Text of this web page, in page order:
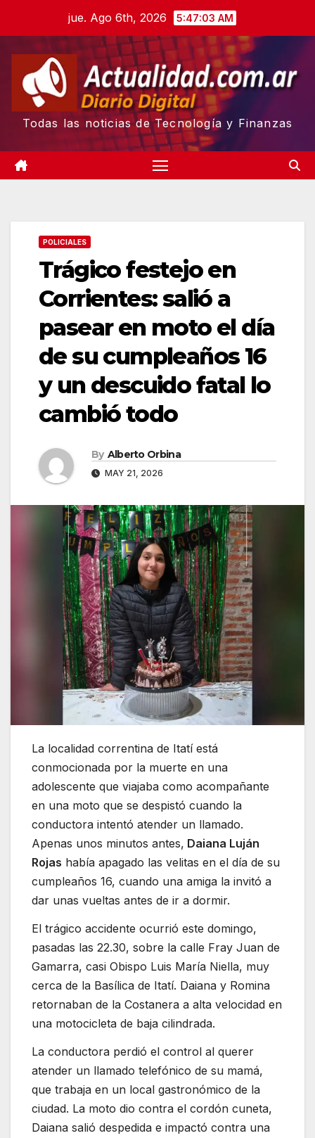
content
jue. Ago 6th, 2026 5:47:04 AM
Todas las noticias de Tecnología y Finanzas
POLICIALES
Trágico festejo en
Corrientes: salió a
pasear en moto el día
de su cumpleaños 16
y un descuido fatal lo
cambió todo
By Alberto Orbina
MAY 21, 2026
La localidad correntina de Itatí está
conmocionada por la muerte en una
adolescente que viajaba como acompañante
en una moto que se despistó cuando la
conductora intentó atender un llamado.
Apenas unos minutos antes, Daiana Luján
Rojas había apagado las velitas en el día de su
cumpleaños 16, cuando una amiga la invitó a
dar unas vueltas antes de ir a dormir.
El trágico accidente ocurrió este domingo,
pasadas las 22.30, sobre la calle Fray Juan de
Gamarra, casi Obispo Luis María Niella, muy
cerca de la Basílica de Itatí. Daiana y Romina
retornaban de la Costanera a alta velocidad en
una motocicleta de baja cilindrada.
La conductora perdió el control al querer
atender un llamado telefónico de su mamá,
que trabaja en un local gastronómico de la
ciudad. La moto dio contra el cordón cuneta,
Daiana salió despedida e impactó contra una